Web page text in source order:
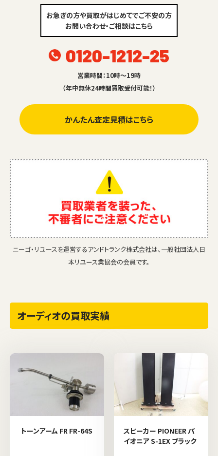
お急ぎの方や買取がはじめてでご不安の方
お問い合わせ・ご相談はこちら
0120-1212-25
営業時間：10時～19時
（年中無休24時間買取受付可能！）
かんたん査定見積はこちら
ニーゴ・リユースを運営するアンドトランク株式会社は、一般社団法人日
本リユース業協会の会員です。
オーディオの買取実績
トーンアーム FR FR-64S
スピーカー PIONEER パ
イオニア S-1EX ブラック